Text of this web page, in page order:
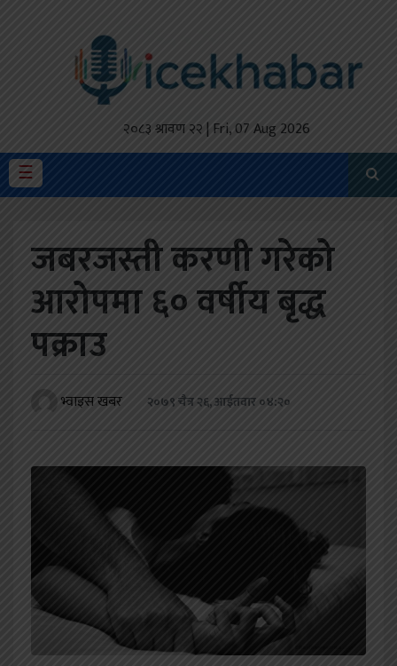
२०८३ श्रावण २२ | Fri, 07 Aug 2026
☰
मैथिली
प्रदेश
खेलकुद
जबरजस्ती करणी गरेको
आरोपमा ६० वर्षीय बृद्ध
पक्राउ
भ्वाइस खबर २०७९ चैत्र २६, आईतवार ०४:२०